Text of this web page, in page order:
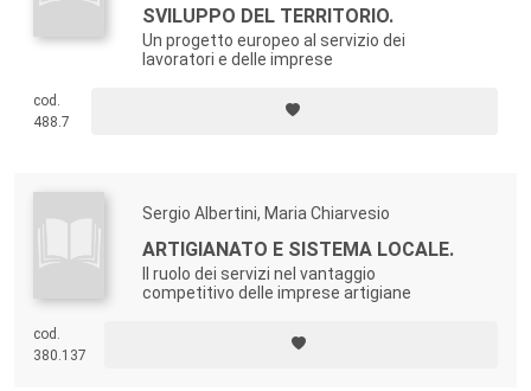
SVILUPPO DEL TERRITORIO.
Un progetto europeo al servizio dei
lavoratori e delle imprese
cod.
488.7
Sergio Albertini, Maria Chiarvesio
ARTIGIANATO E SISTEMA LOCALE.
Il ruolo dei servizi nel vantaggio
competitivo delle imprese artigiane
cod.
380.137